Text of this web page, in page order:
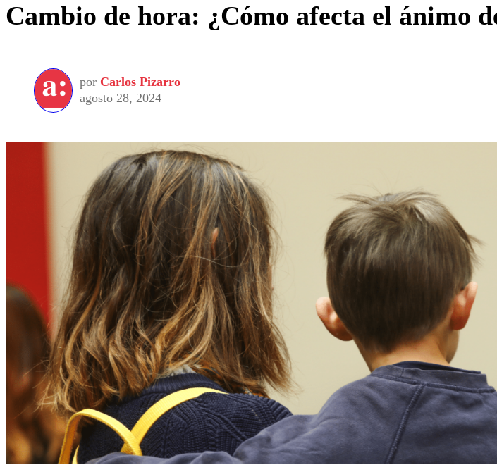
Cambio de hora: ¿Cómo afecta el ánimo
por Carlos Pizarro
agosto 28, 2024